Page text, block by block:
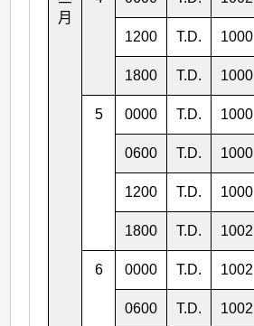
月
1200 T.D. 1000
1800 T.D. 1000
5 0000 T.D. 1000
0600 T.D. 1000
1200 T.D. 1000
1800 T.D. 1002
6 0000 T.D. 1002
0600 T.D. 1002